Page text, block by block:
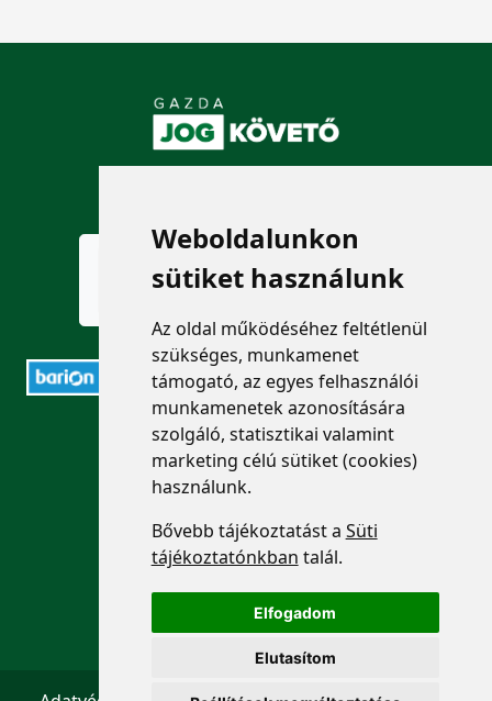
Weboldalunkon
sütiket használunk
Az oldal működéséhez feltétlenül
szükséges, munkamenet
támogató, az egyes felhasználói
munkamenetek azonosítására
szolgáló, statisztikai valamint
marketing célú sütiket (cookies)
használunk.
Bővebb tájékoztatást a Süti
tájékoztatónkban talál.
Elfogadom
Elutasítom
ELÉRHETŐSÉGEK
+36 1 880 7600
info@mprx.hu